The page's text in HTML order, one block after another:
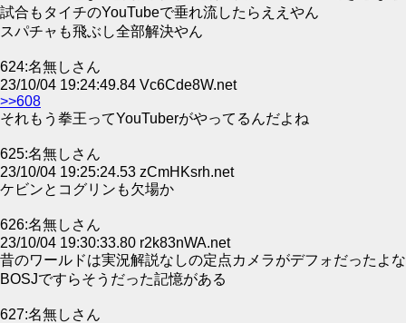
試合もタイチのYouTubeで垂れ流したらええやん
スパチャも飛ぶし全部解決やん
624:名無しさん
23/10/04 19:24:49.84 Vc6Cde8W.net
>>608
それもう拳王ってYouTuberがやってるんだよね
625:名無しさん
23/10/04 19:25:24.53 zCmHKsrh.net
ケビンとコグリンも欠場か
626:名無しさん
23/10/04 19:30:33.80 r2k83nWA.net
昔のワールドは実況解説なしの定点カメラがデフォだったよな
BOSJですらそうだった記憶がある
627:名無しさん